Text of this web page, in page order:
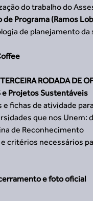
do trabalho do
de Programa (Ramos
de planejamento
RODADA DE
e Projetos Sustentáveis
e fichas de atividade
que nos Unem:
de Reconhecimento
e critérios necessários
e foto oficial